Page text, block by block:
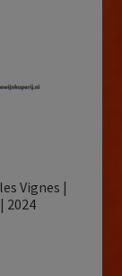
Vignes |
2024